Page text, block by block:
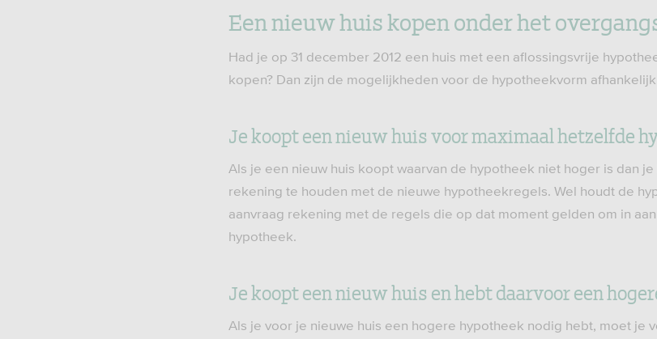
Een nieuw huis kopen onder het
Had je op 31 december 2012 een huis met een aflossingsvrije
kopen? Dan zijn de mogelijkheden voor de hypotheekvorm
Je koopt een nieuw huis voor maximaal hetzelfde
Als je een nieuw huis koopt waarvan de hypotheek niet hoger is dan
rekening te houden met de nieuwe hypotheekregels. Wel houdt de
aanvraag rekening met de regels die op dat moment gelden om in
hypotheek.
Je koopt een nieuw huis en hebt daarvoor een
Als je voor je nieuwe huis een hogere hypotheek nodig hebt, moet je